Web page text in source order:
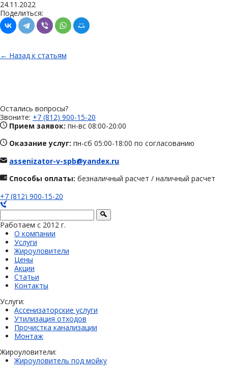
24.11.2022
Поделиться:
← Назад к статьям
Остались вопросы?
Звоните: +7 (812) 900-15-20
Прием заявок: пн-вс 08:00-20:00
Оказание услуг: пн-сб 05:00-18:00 по согласованию
assenizator-v-spb@yandex.ru
Способы оплаты: безналичный расчет / наличный расчет
+7 (812) 900-15-20
Работаем с 2012 г.
О компании
Услуги
Жироуловители
Цены
Акции
Статьи
Контакты
Услуги:
Ассенизаторские услуги
Утилизация отходов
Прочистка канализации
Монтаж
Жироуловители:
Жироуловитель под мойку